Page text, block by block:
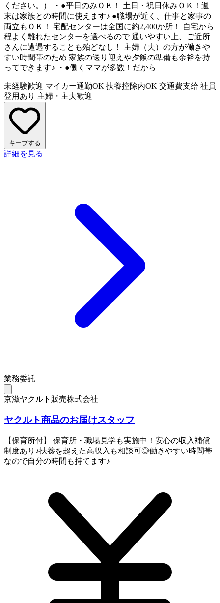
ください。） ・●平日のみＯＫ！ 土日・祝日休みＯＫ！週
末は家族との時間に使えます♪ ●職場が近く、仕事と家事の
両立もＯＫ！ 宅配センターは全国に約2,400か所！ 自宅から
程よく離れたセンターを選べるので 通いやすい上、ご近所
さんに遭遇することも殆どなし！ 主婦（夫）の方が働きや
すい時間帯のため 家族の送り迎えや夕飯の準備も余裕を持
ってできます♪ ・●働くママが多数！だから
未経験歓迎 マイカー通勤OK 扶養控除内OK 交通費支給 社員
登用あり 主婦・主夫歓迎
キープする
詳細を見る
業務委託
京滋ヤクルト販売株式会社
ヤクルト商品のお届けスタッフ
【保育所付】 保育所・職場見学も実施中！安心の収入補償
制度あり♪扶養を超えた高収入も相談可◎働きやすい時間帯
なので自分の時間も持てます♪